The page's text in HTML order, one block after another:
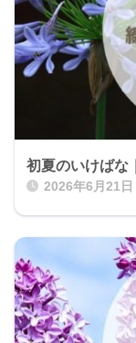
初夏のいけばな
2026年6月21日